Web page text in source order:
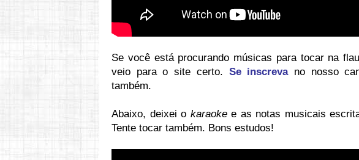
Se você está procurando músicas para tocar na
veio para o site certo. Se inscrevano nosso
também.
Abaixo, deixei o karaokee as notas musicais
Tente tocar também. Bons estudos!